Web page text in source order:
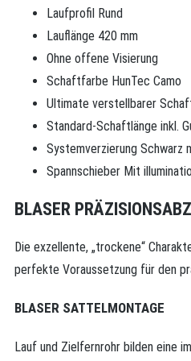
Laufprofil Rund
Lauflänge 420 mm
Ohne offene Visierung
Schaftfarbe HunTec Camo
Ultimate verstellbarer
Standard-Schaftlänge inkl.
Systemverzierung Schwarz
Spannschieber Mit
BLASER
Die exzellente, „trockene“
perfekte Voraussetzung für den
BLASER SATTELMONTAGE
Lauf und Zielfernrohr bilden eine